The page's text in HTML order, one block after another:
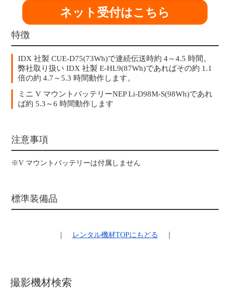
ネット受付はこちら
特徴
IDX 社製 CUE-D75(73Wh)で連続伝送時約 4～4.5 時間。
弊社取り扱い IDX 社製 E-HL9(87Wh)であればその約 1.1
倍の約 4.7～5.3 時間動作します。
ミニ V マウントバッテリーNEP Li-D98M-S(98Wh)であれ
ば約 5.3～6 時間動作します
注意事項
※V マウントバッテリーは付属しません
標準装備品
レンタル機材TOPにもどる
撮影機材検索